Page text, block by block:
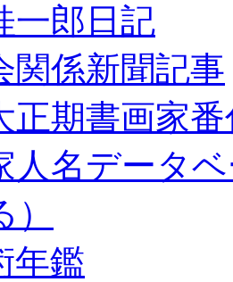
一郎日記
関係新聞記事
正期書画家
人名データ
年鑑